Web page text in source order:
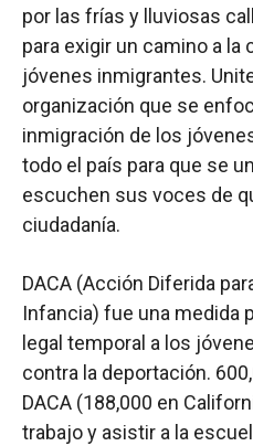
por las frías y lluviosas
para exigir un camino a la
jóvenes inmigrantes.
organización que se
inmigración de los
todo el país para que se
escuchen sus voces de
ciudadanía.
DACA (Acción Diferida
Infancia) fue una medida
legal temporal a los
contra la deportación.
DACA (188,000 en
trabajo y asistir a la